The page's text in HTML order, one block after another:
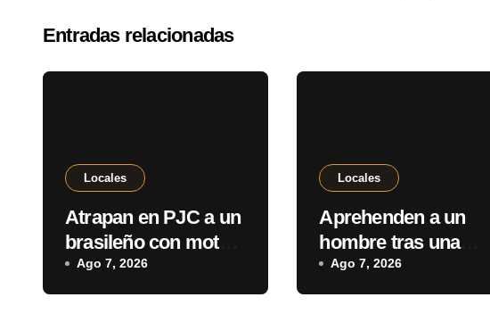
Entradas relacionadas
Locales
Atrapan en PJC a un
brasileño con moto
robada tras
persecución desde
Ago 7, 2026
Locales
Aprehenden a un
hombre tras una
denuncia por
violencia familiar en
Ago 7, 2026